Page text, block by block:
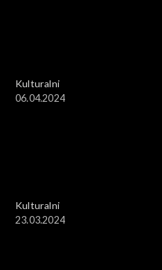
Kulturalni
06.04.2024
Kulturalni
23.03.2024